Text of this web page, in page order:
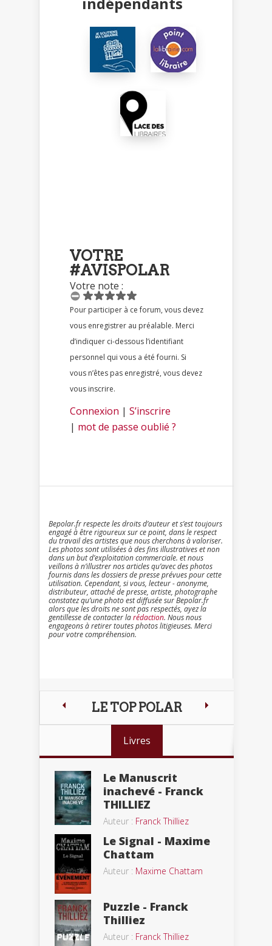
VOTRE
#AVISPOLAR
Votre note :
Pour participer à ce forum, vous devez
vous enregistrer au préalable. Merci
d’indiquer ci-dessous l’identifiant
personnel qui vous a été fourni. Si
vous n’êtes pas enregistré, vous devez
vous inscrire.
Connexion | S’inscrire
| mot de passe oublié ?
Bepolar.fr respecte les droits d’auteur et s’est toujours
engagé à être rigoureux sur ce point, dans le respect
du travail des artistes que nous cherchons à valoriser.
Les photos sont utilisées à des fins illustratives et non
dans un but d’exploitation commerciale. et nous
veillons à n’illustrer nos articles qu’avec des photos
fournis dans les dossiers de presse prévues pour cette
utilisation. Cependant, si vous, lecteur - anonyme,
distributeur, attaché de presse, artiste, photographe
constatez qu’une photo est diffusée sur Bepolar.fr
alors que les droits ne sont pas respectés, ayez la
gentillesse de contacter larédaction. Nous nous
engageons à retirer toutes photos litigieuses. Merci
pour votre compréhension.
LE TOP POLAR
Livres
Le Manuscrit
inachevé - Franck
THILLIEZ
Auteur : Franck Thilliez
Le Signal - Maxime
Chattam
Auteur : Maxime Chattam
Puzzle - Franck
Thilliez
Auteur : Franck Thilliez